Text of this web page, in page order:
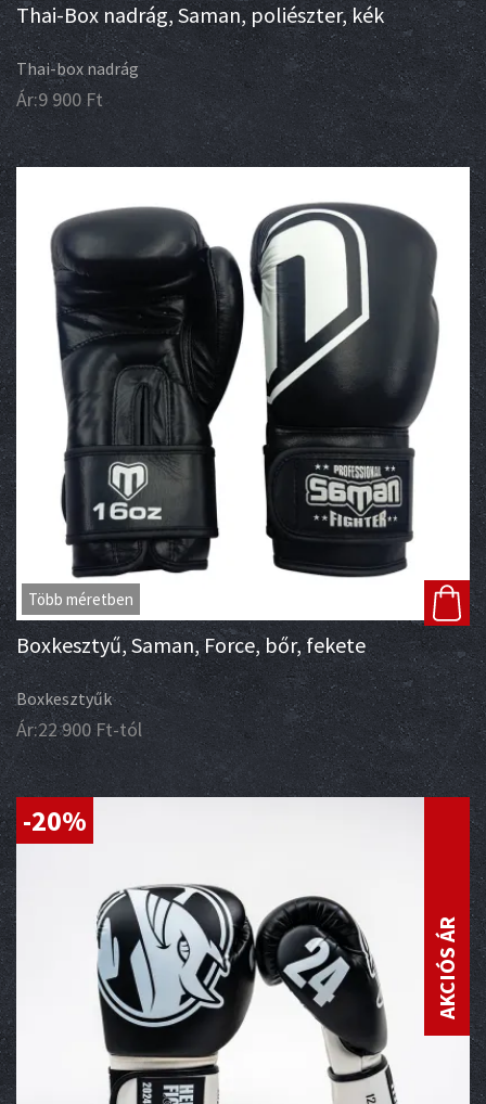
Thai-Box nadrág, Saman, poliészter, kék
Thai-box nadrág
Ár:9 900 Ft
Több méretben
Boxkesztyű, Saman, Force, bőr, fekete
Boxkesztyűk
Ár:22 900Ft-tól
AKCIÓS ÁR
-20%